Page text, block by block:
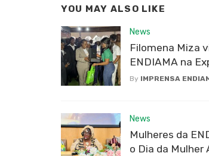
YOU MAY ALSO LIKE
News
Filomena Miza
ENDIAMA na
By IMPRENSA
News
Mulheres da
o Dia da Mulher